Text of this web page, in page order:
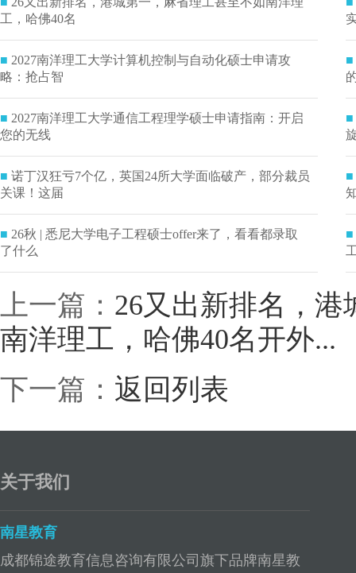
工，哈佛40名
■ 2027南洋理工大学计算机控制与自动化硕士申请攻
略：抢占智
■ 2027南洋理工大学通信工程理学硕士申请指南：开启
您的无线
■ 诺丁汉狂亏7个亿，英国24所大学面临破产，部分裁员
关课！这届
■ 26秋 | 悉尼大学电子工程硕士offer来了，看看都录取
了什么
■
■
■
■
上一篇： 26又出新排名，
南洋理工，哈佛40名开外...
下一篇： 返回列表
关于我们
南星教育
成都锦途教育信息咨询有限公司旗下品牌南星教